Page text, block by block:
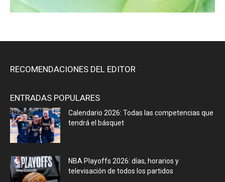
RECOMENDACIONES DEL EDITOR
ENTRADAS POPULARES
Calendario 2026: Todas las competencias que
tendrá el básquet
NBA Playoffs 2026: días, horarios y
televisación de todos los partidos